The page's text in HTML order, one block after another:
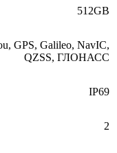
512GB
GPS, Galileo, NavIC,
QZSS, ГЛОНАСС
IP69
2